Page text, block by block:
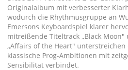
Originalalbum mit verbesserter
wodurch die Rhythmusgruppe an
Emersons Keyboardspiel klarer
mitreißende Titeltrack ,,Black Moon"
,,Affairs of the Heart" unterstreichen
klassische Prog-Ambitionen mit
Sensibilität verbindet.